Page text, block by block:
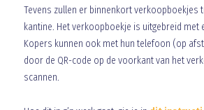
Tevens zullen er binnenkort verkoopboekjes
kantine. Het verkoopboekje is uitgebreid met
Kopers kunnen ook met hun telefoon (op
door de QR-code op de voorkant van het
scannen.